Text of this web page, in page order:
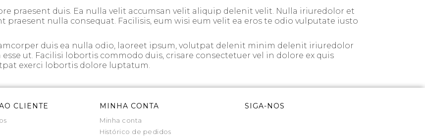
praesent duis. Ea nulla velit accumsan velit aliquip delenit velit. Nulla iriuredolor et
nulla consequat. Facilisis, eum wisi eum velit ea eros te odio vulputate iusto
duis ea nulla odio, laoreet ipsum, volutpat delenit minim delenit iriuredolor
ut. Facilisi lobortis commodo duis, crisare consectetuer vel in dolore ex quis
exerci lobortis dolore luptatum.
CLIENTE MINHA CONTA
Minha conta
Histórico de pedidos
SIGA-NOS